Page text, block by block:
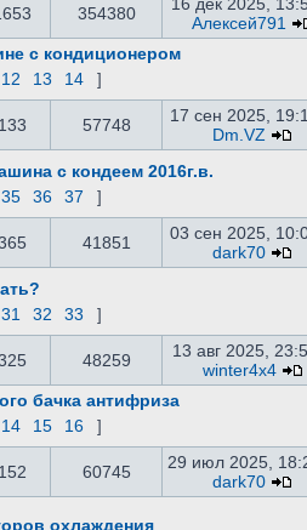
354380
Алексей791
с кондиционером
12 13 14 ]
133 57748
17 сен 2025,
Dm.VZ
с кондеем 2016г.в.
35 36 37 ]
41851
03 сен 2025,
dark70
31 32 33 ]
48259
13 авг 2025,
winter4x4
бачка антифриза
14 15 16 ]
152 60745
29 июл 2025,
dark70
охлаждения